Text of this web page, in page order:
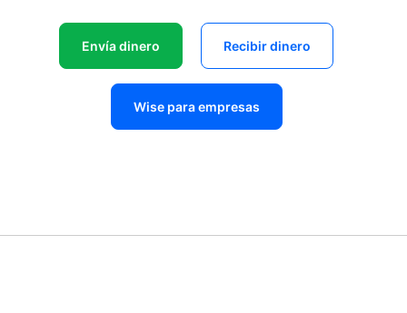
Envía dinero Recibir dinero
Wise para empresas